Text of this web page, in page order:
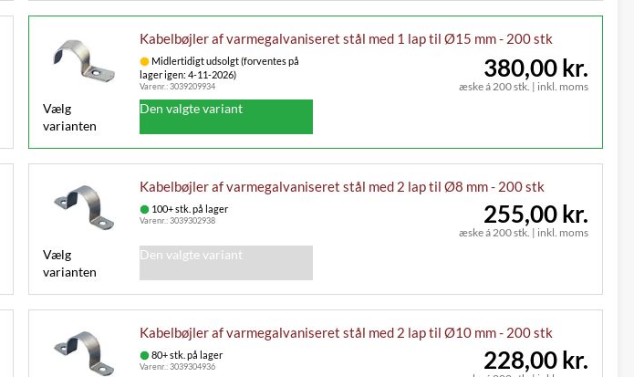
Kabelbøjler af varmegalvaniseret stål med 1 lap til Ø15 mm - 200 stk
Midlertidigt udsolgt (forventes på
lager igen: 4-11-2026)
Varenr.:3039209934 æske á 200 stk. | inkl. moms
380,00 kr.
Vælg
varianten
Den valgte variant
Kabelbøjler af varmegalvaniseret stål med 2 lap til Ø8 mm - 200 stk
100+ stk. på lager
Varenr.:3039302938
æske á 200 stk. | inkl. moms
255,00 kr.
Vælg
varianten
Den valgte variant
Kabelbøjler af varmegalvaniseret stål med 2 lap til Ø10 mm - 200 stk
80+ stk. på lager
Varenr.:3039304936 228,00 kr.